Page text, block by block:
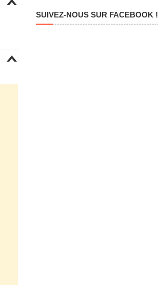
SUIVEZ-NOUS SUR FACEBOOK !